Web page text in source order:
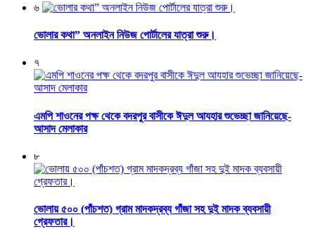
৬
ভোলার কথা” অনলাইন নিউজ পোর্টালের যাত্রা শুরু।
৭
এমপি শাওনের পক্ষ থেকে বদরপুর বাসীকে ঈদুল আযহার শুভেচ্ছা জানিয়েছে-
আসাদ মেলাকার
৮
ভোলায় ৫০০ (পাঁচশত) গ্রাম মাদকদ্রব্য গাঁজা সহ দুই মাদক ব্যবসায়ী
গ্রেফতার।